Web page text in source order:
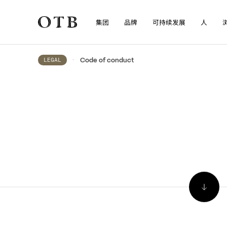
Skip to main content
集团 品牌 可持续发展 人
LEGAL • Code of conduct